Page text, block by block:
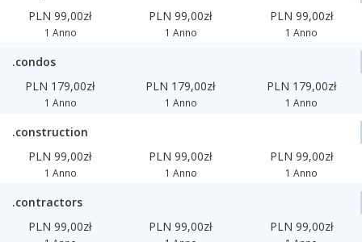
PLN 99,00zł
1 Anno
PLN 99,00zł
1 Anno
PLN 99,00zł
1 Anno
.condos
PLN 179,00zł
1 Anno
PLN 179,00zł
1 Anno
PLN 179,00zł
1 Anno
.construction
PLN 99,00zł
1 Anno
PLN 99,00zł
1 Anno
PLN 99,00zł
1 Anno
.contractors
PLN 99,00zł
PLN 99,00zł PLN 99,00zł